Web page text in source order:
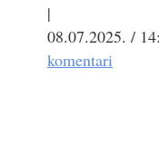
|
08.07.2025. /
komentari